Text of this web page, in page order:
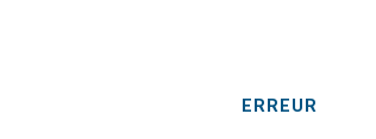
ERREUR